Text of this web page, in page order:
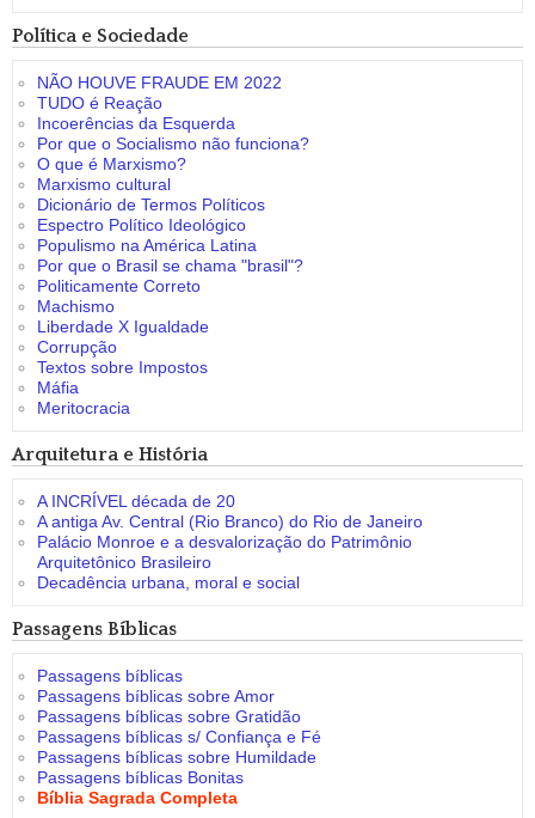
Política e Sociedade
NÃO HOUVE FRAUDE EM 2022
TUDO é Reação
Incoerências da Esquerda
Por que o Socialismo não funciona?
O que é Marxismo?
Marxismo cultural
Dicionário de Termos Políticos
Espectro Político Ideológico
Populismo na América Latina
Por que o Brasil se chama "brasil"?
Politicamente Correto
Machismo
Liberdade X Igualdade
Corrupção
Textos sobre Impostos
Máfia
Meritocracia
Arquitetura e História
A INCRÍVEL década de 20
A antiga Av. Central (Rio Branco) do Rio de Janeiro
Palácio Monroe e a desvalorização do Patrimônio
Arquitetônico Brasileiro
Decadência urbana, moral e social
Passagens Bíblicas
Passagens bíblicas
Passagens bíblicas sobre Amor
Passagens bíblicas sobre Gratidão
Passagens bíblicas s/ Confiança e Fé
Passagens bíblicas sobre Humildade
Passagens bíblicas Bonitas
Bíblia Sagrada Completa